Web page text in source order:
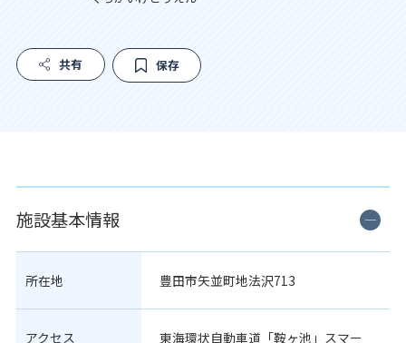
共有 保存
施設基本情報
所在地 豊田市矢並町地法沢713
アクセス
東海環状自動車道「鞍ヶ池」スマー